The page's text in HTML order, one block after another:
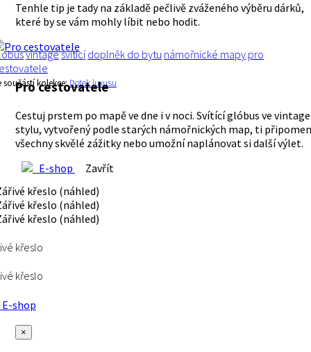
Tenhle tip je tady na základě pečlivě zváženého výběru dárků,
které by se vám mohly líbit nebo hodit.
vintagesvítící doplněk do bytu námořnické mapy pro
součástí kolekce:Dotek luxusu
Pro cestovatele
Cestuj prstem po mapě ve dne i v noci. Svítící glóbus ve vintage
stylu, vytvořený podle starých námořnických map, ti
všechny skvělé zážitky nebo umožní naplánovat si další výlet.
E-shop
Zavřít
křeslo
křeslo
shop
×